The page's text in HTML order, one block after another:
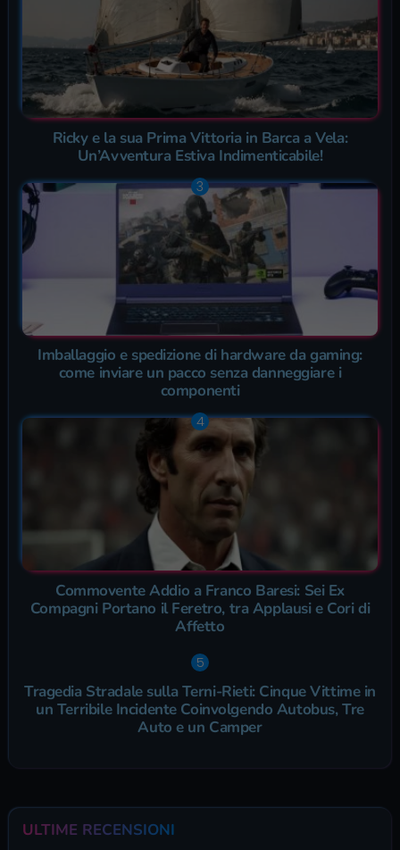
Ricky e la sua Prima Vittoria in Barca a Vela:
Un’Avventura Estiva Indimenticabile!
Imballaggio e spedizione di hardware da gaming:
come inviare un pacco senza danneggiare i
componenti
Commovente Addio a Franco Baresi: Sei Ex
Compagni Portano il Feretro, tra Applausi e Cori di
Affetto
Tragedia Stradale sulla Terni-Rieti: Cinque Vittime in
un Terribile Incidente Coinvolgendo Autobus, Tre
Auto e un Camper
ULTIME RECENSIONI